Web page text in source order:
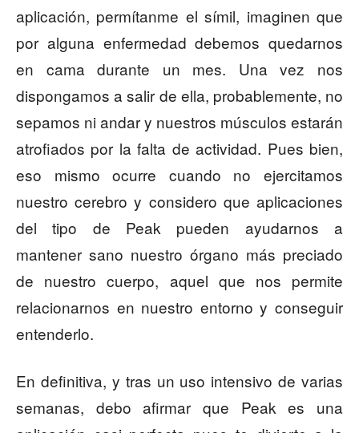
aplicación, permítanme el símil, imaginen que
por alguna enfermedad debemos quedarnos
en cama durante un mes. Una vez nos
dispongamos a salir de ella, probablemente, no
sepamos ni andar y nuestros músculos estarán
atrofiados por la falta de actividad. Pues bien,
eso mismo ocurre cuando no ejercitamos
nuestro cerebro y considero que aplicaciones
del tipo de Peak pueden ayudarnos a
mantener sano nuestro órgano más preciado
de nuestro cuerpo, aquel que nos permite
relacionarnos en nuestro entorno y conseguir
entenderlo.
En definitiva, y tras un uso intensivo de varias
semanas, debo afirmar que Peak es una